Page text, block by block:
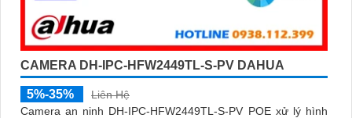
CAMERA DH-IPC-HFW2449TL-S-PV DAHUA
5%-35%
Liên Hệ
Camera an ninh DH-IPC-HFW2449TL-S-PV POE xử lý hình